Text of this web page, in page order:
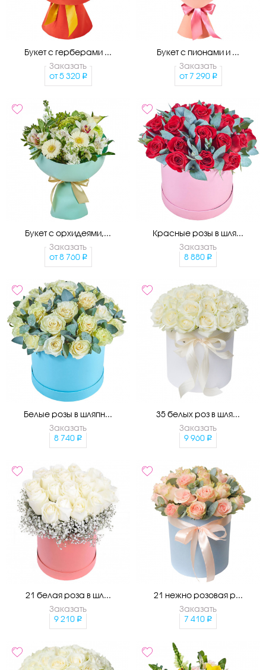
Букет с герберами ...
Заказать
от 5 320
Букет с пионами и ...
Заказать
от 7 290
Букет с орхидеями,...
Заказать
от 8 760
Красные розы в шля...
Заказать
8 880
Белые розы в шляпн...
Заказать
8 740
35 белых роз в шля...
Заказать
9 960
21 белая роза в шл...
Заказать
9 210
21 нежно розовая р...
Заказать
7 410